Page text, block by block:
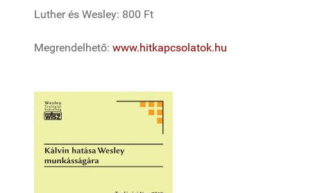
Luther és Wesley: 800 Ft
Megrendelhető: www.hitkapcsolatok.hu